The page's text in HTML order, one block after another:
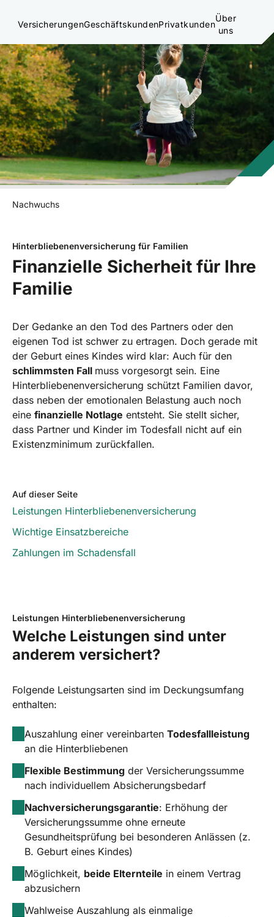
VersicherungenGeschäftskundenPrivatkunden
Über
uns
Nachwuchs
Hinterbliebenenversicherung für Familien
Finanzielle Sicherheit für Ihre
Familie
Der Gedanke an den Tod des Partners oder den
eigenen Tod ist schwer zu ertragen. Doch gerade mit
der Geburt eines Kindes wird klar: Auch für den
schlimmsten Fall muss vorgesorgt sein. Eine
Hinterbliebenenversicherung schützt Familien davor,
dass neben der emotionalen Belastung auch noch
eine finanzielle Notlage entsteht. Sie stellt sicher,
dass Partner und Kinder im Todesfall nicht auf ein
Existenzminimum zurückfallen.
Auf dieser Seite
Leistungen Hinterbliebenenversicherung
Wichtige Einsatzbereiche
Zahlungen im Schadensfall
Leistungen Hinterbliebenenversicherung
Welche Leistungen sind unter
anderem versichert?
Folgende Leistungsarten sind im Deckungsumfang
enthalten:
Auszahlung einer vereinbarten Todesfallleistung
an die Hinterbliebenen
Flexible Bestimmung der Versicherungssumme
nach individuellem Absicherungsbedarf
Nachversicherungsgarantie: Erhöhung der
Versicherungssumme ohne erneute
Gesundheitsprüfung bei besonderen Anlässen (z.
B. Geburt eines Kindes)
Möglichkeit, beide Elternteile in einem Vertrag
abzusichern
Wahlweise Auszahlung als einmalige